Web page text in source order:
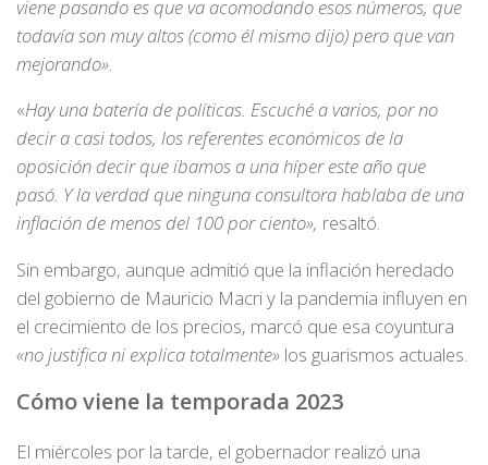
viene pasando es que va acomodando esos números, que
todavía son muy altos (como él mismo dijo) pero que van
mejorando».
«Hay una batería de políticas. Escuché a varios, por no
decir a casi todos, los referentes económicos de la
oposición decir que íbamos a una híper este año que
pasó. Y la verdad que ninguna consultora hablaba de una
inflación de menos del 100 por ciento», resaltó.
Sin embargo, aunque admitió que la inflación heredado
del gobierno de Mauricio Macri y la pandemia influyen en
el crecimiento de los precios, marcó que esa coyuntura
«no justifica ni explica totalmente» los guarismos actuales.
Cómo viene la temporada 2023
El miércoles por la tarde, el gobernador realizó una